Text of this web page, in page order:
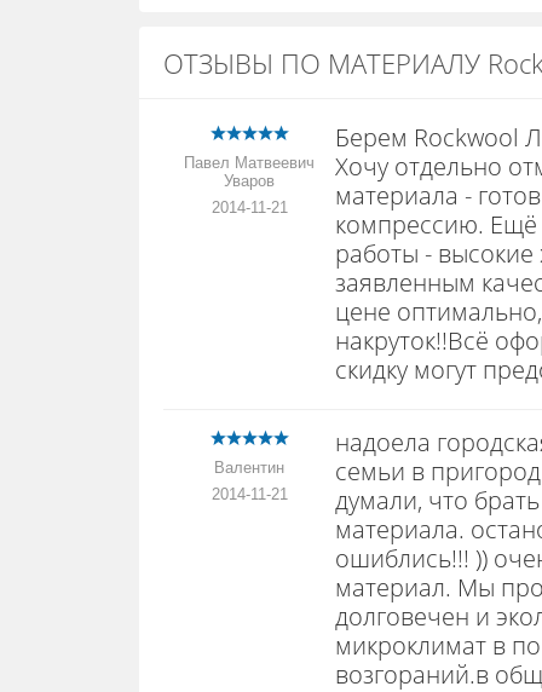
ОТЗЫВЫ ПО МАТЕРИАЛУ
Павел Матвеевич
Уваров
2014-11-21
Берем Rockwool
Хочу отдельно
материала -
компрессию. Ещё
работы - высокие
заявленным
цене
накруток!!Всё
скидку могут
Валентин
2014-11-21
надоела
семьи в
думали, что
материала.
ошиблись!!! ))
материал. Мы
долговечен и
микроклимат в
возгораний.в